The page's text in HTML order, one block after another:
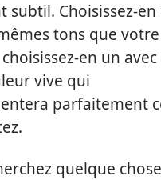
subtil. Choisissez-en
tons que votre
en un
vive qui
parfaitement
quelque chose